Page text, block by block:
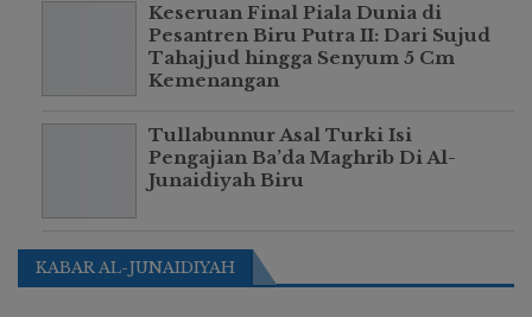
Keseruan Final Piala Dunia di
Pesantren Biru Putra II: Dari Sujud
Tahajjud hingga Senyum 5 Cm
Kemenangan
Tullabunnur Asal Turki Isi
Pengajian Ba’da Maghrib Di Al-
Junaidiyah Biru
KABAR AL-JUNAIDIYAH